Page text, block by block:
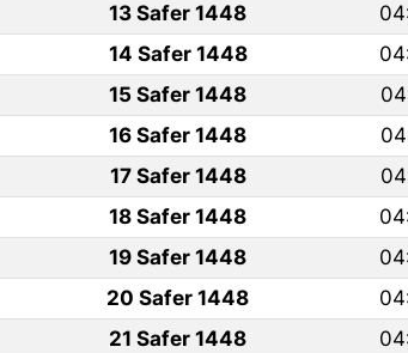
13 Safer 1448
14 Safer 1448
15 Safer 1448
16 Safer 1448
17 Safer 1448
18 Safer 1448
19 Safer 1448
20 Safer 1448
21 Safer 1448